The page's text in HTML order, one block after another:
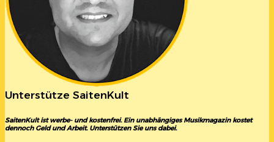
Unterstütze SaitenKult
SaitenKult ist werbe- und kostenfrei. Ein unabhängiges Musikmagazin kostet
dennoch Geld und Arbeit. Unterstützen Sie uns dabei.